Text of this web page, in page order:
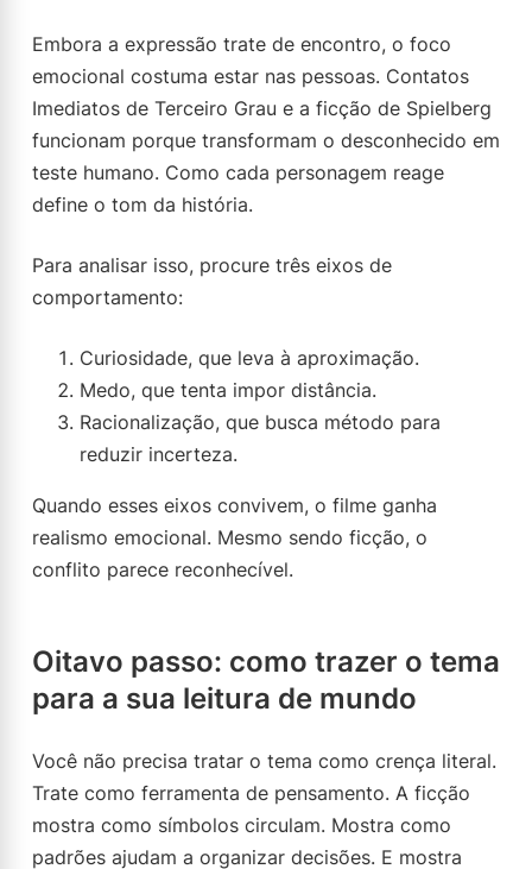
Embora a expressão trate de encontro, o foco
emocional costuma estar nas pessoas. Contatos
Imediatos de Terceiro Grau e a ficção de Spielberg
funcionam porque transformam o desconhecido em
teste humano. Como cada personagem reage
define o tom da história.
Para analisar isso, procure três eixos de
comportamento:
Curiosidade, que leva à aproximação.
Medo, que tenta impor distância.
Racionalização, que busca método para
reduzir incerteza.
Quando esses eixos convivem, o filme ganha
realismo emocional. Mesmo sendo ficção, o
conflito parece reconhecível.
Oitavo passo: como trazer o tema
para a sua leitura de mundo
Você não precisa tratar o tema como crença literal.
Trate como ferramenta de pensamento. A ficção
mostra como símbolos circulam. Mostra como
padrões ajudam a organizar decisões. E mostra